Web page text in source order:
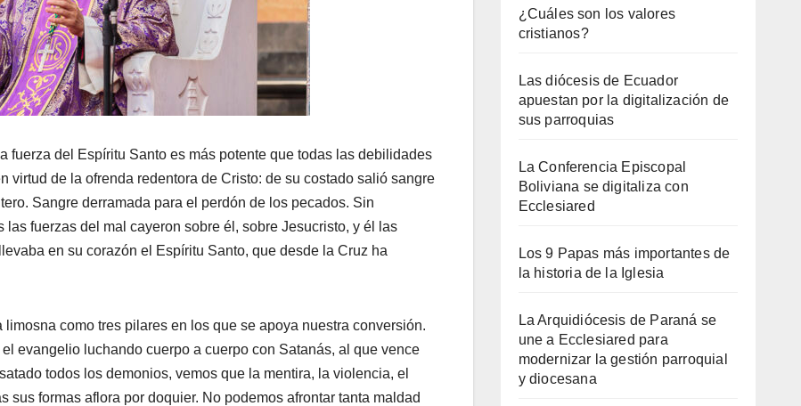
fuerza del Espíritu Santo es más potente que todas las debilidades
virtud de la ofrenda redentora de Cristo: de su costado salió sangre
Sangre derramada para el perdón de los pecados. Sin
fuerzas del mal cayeron sobre él, sobre Jesucristo, y él las
en su corazón el Espíritu Santo, que desde la Cruz ha
como tres pilares en los que se apoya nuestra conversión.
evangelio luchando cuerpo a cuerpo con Satanás, al que vence
todos los demonios, vemos que la mentira, la violencia, el
formas aflora por doquier. No podemos afrontar tanta maldad
¿Cuáles son los valores
cristianos?
Las diócesis de Ecuador
apuestan por la digitalización de
sus parroquias
La Conferencia Episcopal
Boliviana se digitaliza con
Ecclesiared
Los 9 Papas más importantes de
la historia de la Iglesia
La Arquidiócesis de Paraná se
une a Ecclesiared para
modernizar la gestión parroquial
y diocesana